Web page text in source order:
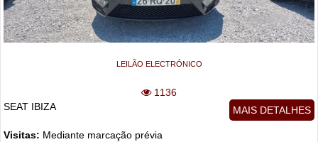
LEILÃO ELECTRÓNICO
1136
MAIS DETALHES
SEAT IBIZA
Visitas: Mediante marcação prévia